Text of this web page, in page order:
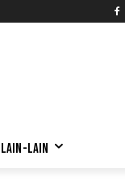
LAIN-LAIN